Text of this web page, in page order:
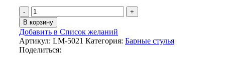
Количество
товара
Стул
барный
JOSEPH
(чёрный)
В корзину
Добавить в Список желаний
Артикул: LM-5021 Категория: Барные стулья
Поделиться: